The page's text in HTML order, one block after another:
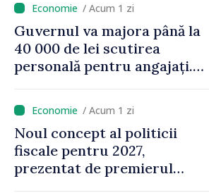
/ Acum 1 zi
Guvernul va majora până la
40 000 de lei scutirea
personală pentru angajați.
de milioane de lei îi lăsăm
oamenilor”/ Acum 1 zi
Noul concept al politicii
fiscale pentru 2027,
prezentat de premierul